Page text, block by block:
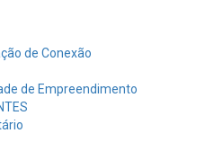
de Conexão
de Empreendimento